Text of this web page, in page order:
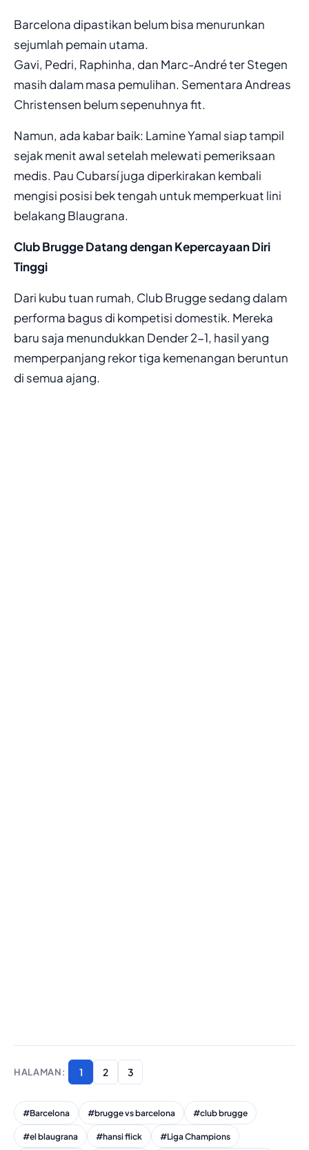
Barcelona dipastikan belum bisa menurunkan
sejumlah pemain utama.
Gavi, Pedri, Raphinha, dan Marc-André ter Stegen
masih dalam masa pemulihan. Sementara Andreas
Christensen belum sepenuhnya fit.
Namun, ada kabar baik: Lamine Yamal siap tampil
sejak menit awal setelah melewati pemeriksaan
medis. Pau Cubarsí juga diperkirakan kembali
mengisi posisi bek tengah untuk memperkuat lini
belakang Blaugrana.
Club Brugge Datang dengan Kepercayaan Diri
Tinggi
Dari kubu tuan rumah, Club Brugge sedang dalam
performa bagus di kompetisi domestik. Mereka
baru saja menundukkan Dender 2-1, hasil yang
memperpanjang rekor tiga kemenangan beruntun
di semua ajang.
1 2 3
#Barcelona #brugge vs barcelona #club brugge
#el blaugrana #hansi flick #Liga Champions